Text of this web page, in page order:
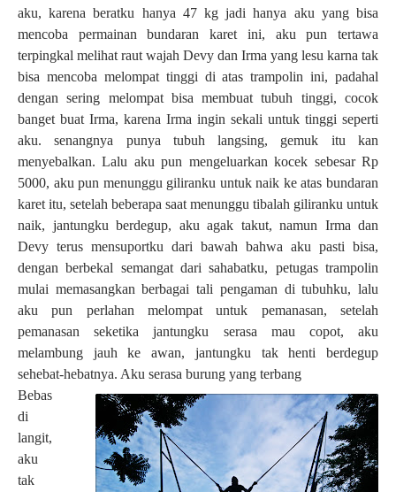
aku, karena beratku hanya 47 kg jadi hanya aku yang bisa
mencoba permainan bundaran karet ini, aku pun tertawa
terpingkal melihat raut wajah Devy dan Irma yang lesu karna tak
bisa mencoba melompat tinggi di atas trampolin ini, padahal
dengan sering melompat bisa membuat tubuh tinggi, cocok
banget buat Irma, karena Irma ingin sekali untuk tinggi seperti
aku. senangnya punya tubuh langsing, gemuk itu kan
menyebalkan. Lalu aku pun mengeluarkan kocek sebesar Rp
5000, aku pun menunggu giliranku untuk naik ke atas bundaran
karet itu, setelah beberapa saat menunggu tibalah giliranku untuk
naik, jantungku berdegup, aku agak takut, namun Irma dan
Devy terus mensuportku dari bawah bahwa aku pasti bisa,
dengan berbekal semangat dari sahabatku, petugas trampolin
mulai memasangkan berbagai tali pengaman di tubuhku, lalu
aku pun perlahan melompat untuk pemanasan, setelah
pemanasan seketika jantungku serasa mau copot, aku
melambung jauh ke awan, jantungku tak henti berdegup
sehebat-hebatnya. Aku serasa burung yang terbang
Bebas
di
langit,
aku
tak